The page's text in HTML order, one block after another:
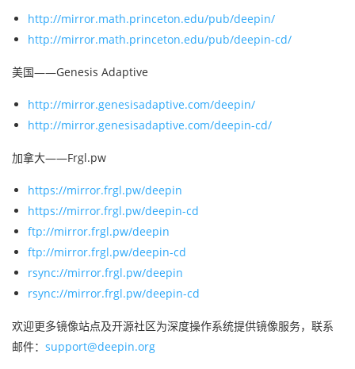
http://mirror.math.princeton.edu/pub/deepin/
http://mirror.math.princeton.edu/pub/deepin-cd/
美国——Genesis Adaptive
http://mirror.genesisadaptive.com/deepin/
http://mirror.genesisadaptive.com/deepin-cd/
加拿大——Frgl.pw
https://mirror.frgl.pw/deepin
https://mirror.frgl.pw/deepin-cd
ftp://mirror.frgl.pw/deepin
ftp://mirror.frgl.pw/deepin-cd
rsync://mirror.frgl.pw/deepin
rsync://mirror.frgl.pw/deepin-cd
欢迎更多镜像站点及开源社区为深度操作系统提供镜像服务，联系
邮件： support@deepin.org